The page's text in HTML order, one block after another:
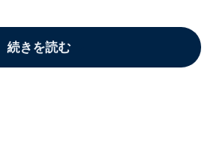
続きを読む